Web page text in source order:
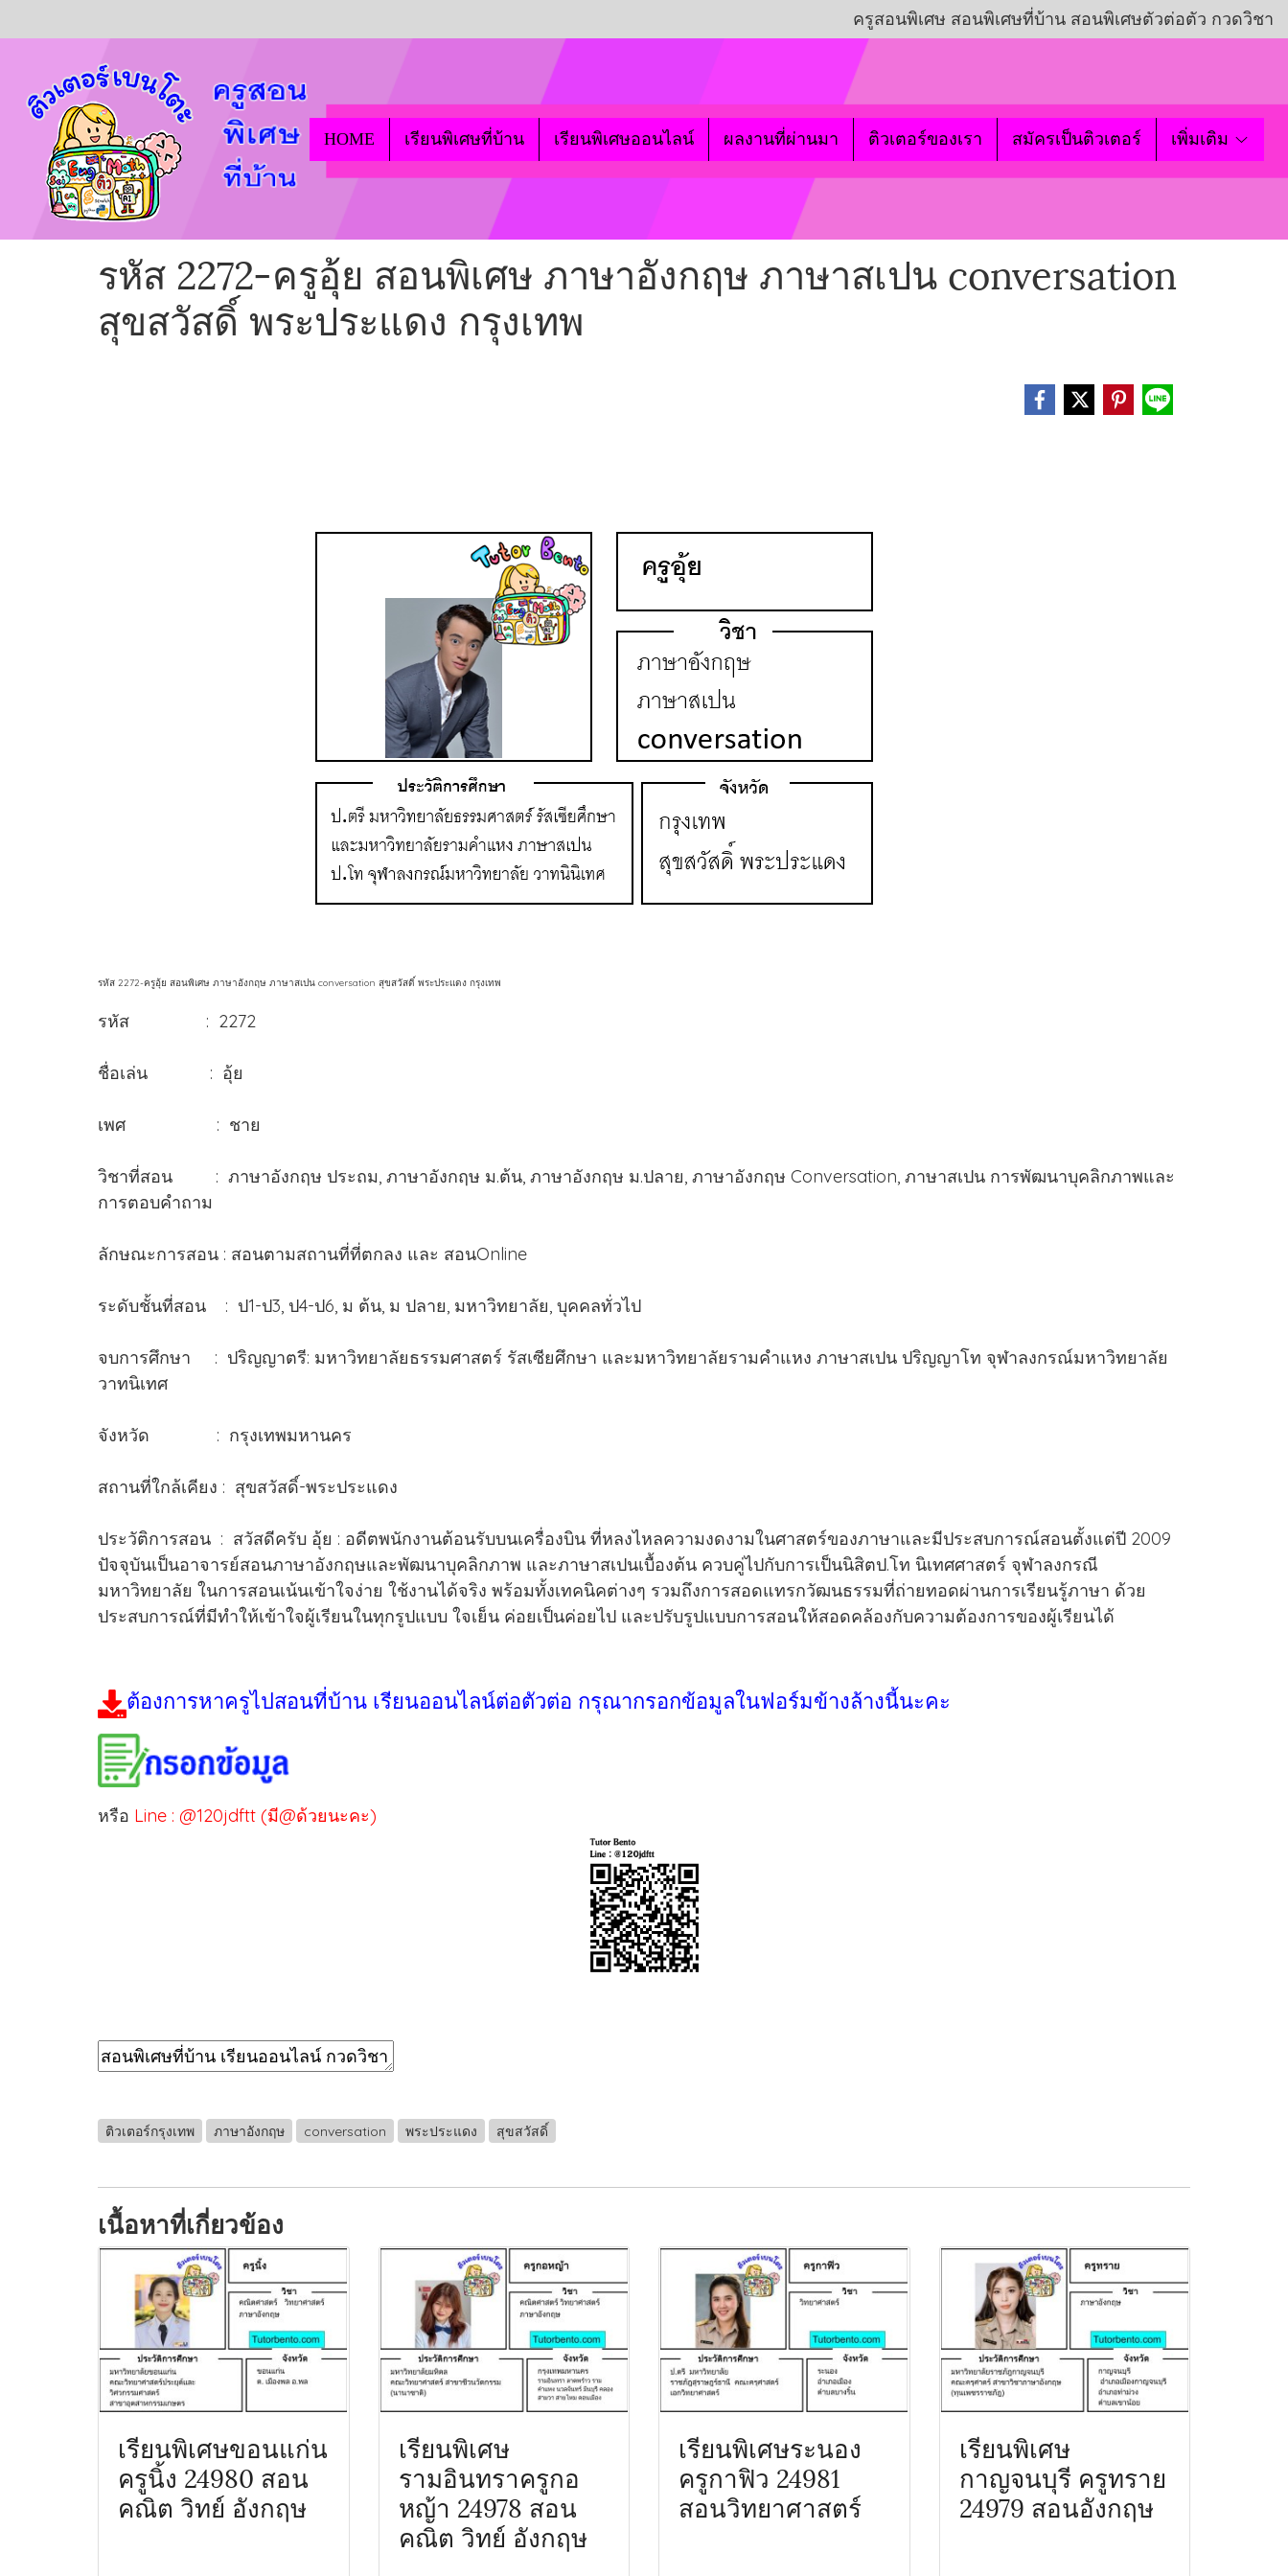
ครูสอนพิเศษ สอนพิเศษที่บ้าน สอนพิเศษตัวต่อตัว กวดวิชา
HOME เรียนพิเศษที่บ้าน เรียนพิเศษออนไลน์ ผลงานที่ผ่านมา ติวเตอร์ของเรา สมัครเป็นติวเตอร์ เพิ่มเติม
รหัส 2272-ครูอุ้ย สอนพิเศษ ภาษาอังกฤษ ภาษาสเปน conversation
สุขสวัสดิ์ พระประแดง กรุงเทพ
รหัส 2272-ครูอุ้ย สอนพิเศษ ภาษาอังกฤษ ภาษาสเปน conversation สุขสวัสดิ์ พระประแดง กรุงเทพ
รหัส : 2272
ชื่อเล่น : อุ้ย
เพศ : ชาย
วิชาที่สอน : ภาษาอังกฤษ ประถม, ภาษาอังกฤษ ม.ต้น, ภาษาอังกฤษ ม.ปลาย, ภาษาอังกฤษ Conversation, ภาษาสเปน การพัฒนาบุคลิกภาพและ
การตอบคำถาม
ลักษณะการสอน : สอนตามสถานที่ที่ตกลง และ สอนOnline
ระดับชั้นที่สอน : ป1-ป3, ป4-ป6, ม ต้น, ม ปลาย, มหาวิทยาลัย, บุคคลทั่วไป
จบการศึกษา : ปริญญาตรี: มหาวิทยาลัยธรรมศาสตร์ รัสเซียศึกษา และมหาวิทยาลัยรามคำแหง ภาษาสเปน ปริญญาโท จุฬาลงกรณ์มหาวิทยาลัย
วาทนิเทศ
จังหวัด : กรุงเทพมหานคร
สถานที่ใกล้เคียง : สุขสวัสดิ์-พระประแดง
ประวัติการสอน : สวัสดีครับ อุ้ย : อดีตพนักงานต้อนรับบนเครื่องบิน ที่หลงไหลความงดงามในศาสตร์ของภาษาและมีประสบการณ์สอนตั้งแต่ปี 2009
ปัจจุบันเป็นอาจารย์สอนภาษาอังกฤษและพัฒนาบุคลิกภาพ และภาษาสเปนเบื้องต้น ควบคู่ไปกับการเป็นนิสิตป.โท นิเทศศาสตร์ จุฬาลงกรณี
มหาวิทยาลัย ในการสอนเน้นเข้าใจง่าย ใช้งานได้จริง พร้อมทั้งเทคนิคต่างๆ รวมถึงการสอดแทรกวัฒนธรรมที่ถ่ายทอดผ่านการเรียนรู้ภาษา ด้วย
ประสบการณ์ที่มีทำให้เข้าใจผู้เรียนในทุกรูปแบบ ใจเย็น ค่อยเป็นค่อยไป และปรับรูปแบบการสอนให้สอดคล้องกับความต้องการของผู้เรียนได้
ต้องการหาครูไปสอนที่บ้าน เรียนออนไลน์ต่อตัวต่อ กรุณากรอกข้อมูลในฟอร์มข้างล้างนี้นะคะ
หรือ Line : @120jdftt (มี@ด้วยนะคะ)
ติวเตอร์กรุงเทพ ภาษาอังกฤษ conversation พระประแดง สุขสวัสดิ์
เนื้อหาที่เกี่ยวข้อง
เรียนพิเศษขอนแก่น
ครูนิ้ง 24980 สอน
คณิต วิทย์ อังกฤษ
เรียนพิเศษ
รามอินทราครูกอ
หญ้า 24978 สอน
คณิต วิทย์ อังกฤษ
เรียนพิเศษระนอง
ครูกาฟิว 24981
สอนวิทยาศาสตร์
เรียนพิเศษ
กาญจนบุรี ครูทราย
24979 สอนอังกฤษ